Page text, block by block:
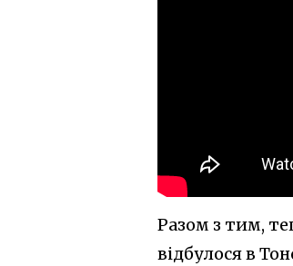
Разом з тим,
відбулося в